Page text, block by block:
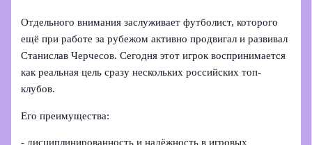
Отдельного внимания заслуживает футболист, которого
ещё при работе за рубежом активно продвигал и развивал
Станислав Черчесов. Сегодня этот игрок воспринимается
как реальная цель сразу нескольких российских топ-
клубов.
Его преимущества:
- дисциплинированность и надёжность в игровых